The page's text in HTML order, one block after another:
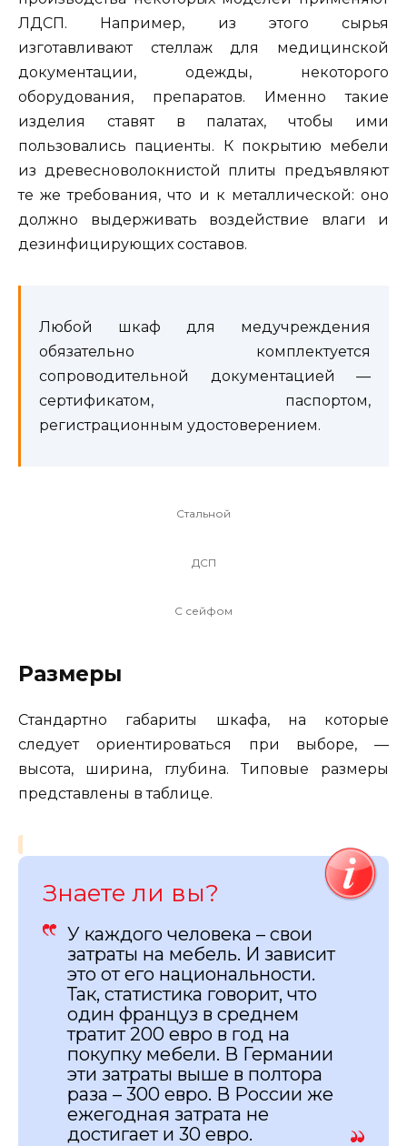
ЛДСП. Например, из этого сырья
изготавливают стеллаж для медицинской
документации, одежды, некоторого
оборудования, препаратов. Именно такие
изделия ставят в палатах, чтобы ими
пользовались пациенты. К покрытию мебели
из древесноволокнистой плиты предъявляют
те же требования, что и к металлической: оно
должно выдерживать воздействие влаги и
дезинфицирующих составов.
Любой шкаф для медучреждения
обязательно комплектуется
сопроводительной документацией —
сертификатом, паспортом,
регистрационным удостоверением.
Стальной
ДСП
С сейфом
Размеры
Стандартно габариты шкафа, на которые
следует ориентироваться при выборе, —
высота, ширина, глубина. Типовые размеры
представлены в таблице.
Знаете ли вы?
У каждого человека – свои
затраты на мебель. И зависит
это от его национальности.
Так, статистика говорит, что
один француз в среднем
тратит 200 евро в год на
покупку мебели. В Германии
эти затраты выше в полтора
раза – 300 евро. В России же
ежегодная затрата не
достигает и 30 евро.